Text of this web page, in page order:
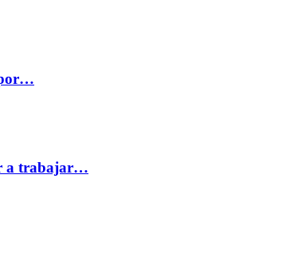
a trabajar…